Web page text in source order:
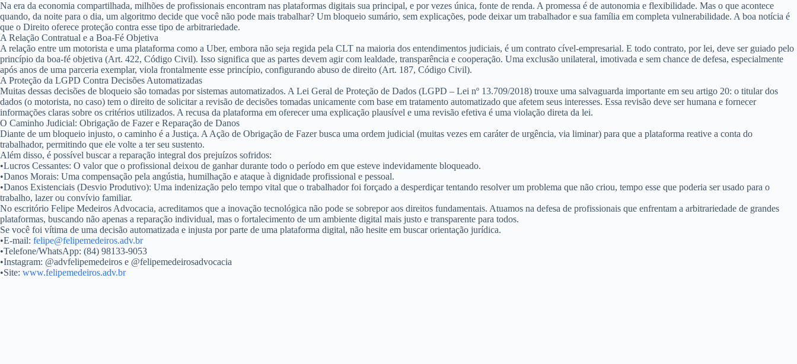
Na era da economia compartilhada, milhões de profissionais encontram nas plataformas digitais sua principal, e por vezes única, fonte de renda. A promessa é de autonomia e flexibilidade. Mas o que acontece
quando, da noite para o dia, um algoritmo decide que você não pode mais trabalhar? Um bloqueio sumário, sem explicações, pode deixar um trabalhador e sua família em completa vulnerabilidade. A boa notícia é
que o Direito oferece proteção contra esse tipo de arbitrariedade.
A Relação Contratual e a Boa-Fé Objetiva
A relação entre um motorista e uma plataforma como a Uber, embora não seja regida pela CLT na maioria dos entendimentos judiciais, é um contrato cível-empresarial. E todo contrato, por lei, deve ser guiado pelo
princípio da boa-fé objetiva (Art. 422, Código Civil). Isso significa que as partes devem agir com lealdade, transparência e cooperação. Uma exclusão unilateral, imotivada e sem chance de defesa, especialmente
após anos de uma parceria exemplar, viola frontalmente esse princípio, configurando abuso de direito (Art. 187, Código Civil).
A Proteção da LGPD Contra Decisões Automatizadas
Muitas dessas decisões de bloqueio são tomadas por sistemas automatizados. A Lei Geral de Proteção de Dados (LGPD – Lei nº 13.709/2018) trouxe uma salvaguarda importante em seu artigo 20: o titular dos
dados (o motorista, no caso) tem o direito de solicitar a revisão de decisões tomadas unicamente com base em tratamento automatizado que afetem seus interesses. Essa revisão deve ser humana e fornecer
informações claras sobre os critérios utilizados. A recusa da plataforma em oferecer uma explicação plausível e uma revisão efetiva é uma violação direta da lei.
O Caminho Judicial: Obrigação de Fazer e Reparação de Danos
Diante de um bloqueio injusto, o caminho é a Justiça. A Ação de Obrigação de Fazerbusca uma ordem judicial (muitas vezes em caráter de urgência, via liminar) para que a plataforma reative a conta do
trabalhador, permitindo que ele volte a ter seu sustento.
Além disso, é possível buscar a reparação integral dos prejuízos sofridos:
•Lucros Cessantes: O valor que o profissional deixou de ganhar durante todo o período em que esteve indevidamente bloqueado.
•Danos Morais: Uma compensação pela angústia, humilhação e ataque à dignidade profissional e pessoal.
•Danos Existenciais (Desvio Produtivo): Uma indenização pelo tempo vital que o trabalhador foi forçado a desperdiçar tentando resolver um problema que não criou, tempo esse que poderia ser usado para o
trabalho, lazer ou convívio familiar.
No escritório Felipe Medeiros Advocacia, acreditamos que a inovação tecnológica não pode se sobrepor aos direitos fundamentais. Atuamos na defesa de profissionais que enfrentam a arbitrariedade de grandes
plataformas, buscando não apenas a reparação individual, mas o fortalecimento de um ambiente digital mais justo e transparente para todos.
Se você foi vítima de uma decisão automatizada e injusta por parte de uma plataforma digital, não hesite em buscar orientação jurídica.
•E-mail: felipe@felipemedeiros.adv.br
•Telefone/WhatsApp: (84) 98133-9053
•Instagram: @advfelipemedeiros e @felipemedeirosadvocacia
•Site: www.felipemedeiros.adv.br